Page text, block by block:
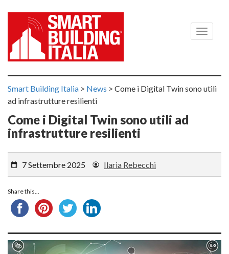
Menù
Smart Building Italia > News > Come i Digital Twin sono utili
ad infrastrutture resilienti
Come i Digital Twin sono utili ad
infrastrutture resilienti
7 Settembre 2025 Ilaria Rebecchi
Share this...